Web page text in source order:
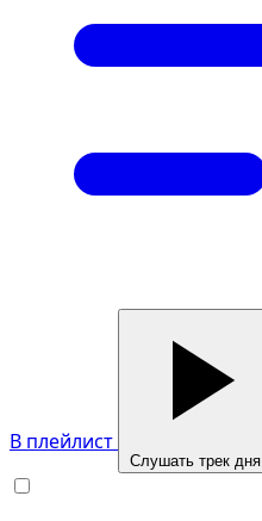
В плейлист
Слушать трек дня